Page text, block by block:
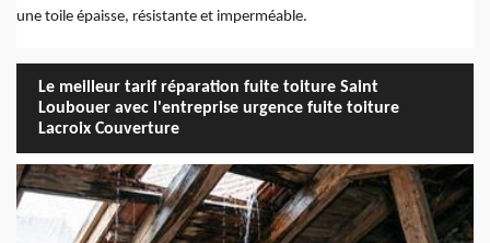
une toile épaisse, résistante et imperméable.
Le meilleur tarif réparation fuite toiture Saint
Loubouer avec l'entreprise urgence fuite toiture
Lacroix Couverture